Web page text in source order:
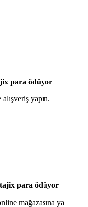
para ödüyor
yapın.
para ödüyor
mağazasına ya